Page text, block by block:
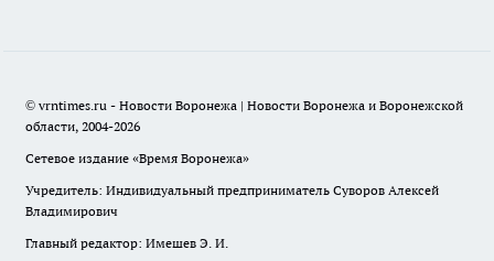
© vrntimes.ru - Новости Воронежа | Новости Воронежа и Воронежской
области, 2004-2026
Сетевое издание «Время Воронежа»
Учредитель: Индивидуальный предприниматель Суворов Алексей
Владимирович
Главный редактор: Имешев Э. И.